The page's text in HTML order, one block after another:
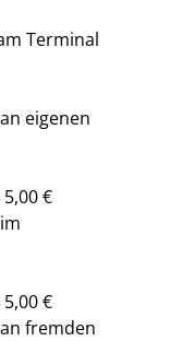
Terminal
eigenen
€
€
fremden